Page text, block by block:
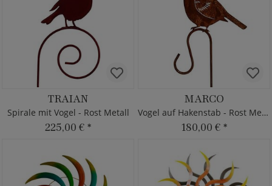
TRAIAN
Spirale mit Vogel - Rost Metall
225,00 € *
MARCO
Vogel auf Hakenstab - Rost Metall
180,00 € *